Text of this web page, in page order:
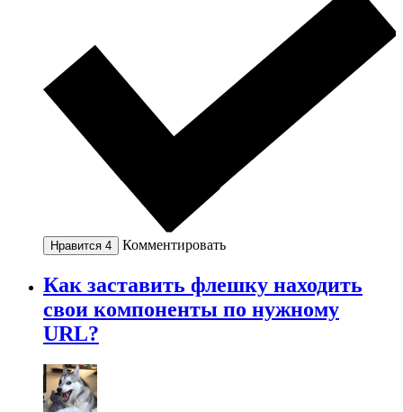
Нравится 4 Комментировать
Как заставить флешку находить
свои компоненты по нужному
URL?